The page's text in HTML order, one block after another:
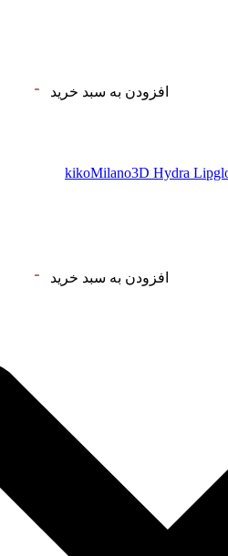
افزودن به سبد خرید
افزودن به سبد خرید